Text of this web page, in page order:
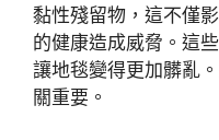
黏性殘留物，這不僅
的健康造成威脅。這
讓地毯變得更加髒亂
關重要。